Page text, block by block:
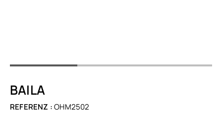
BAILA
REFERENZ :OHM2502